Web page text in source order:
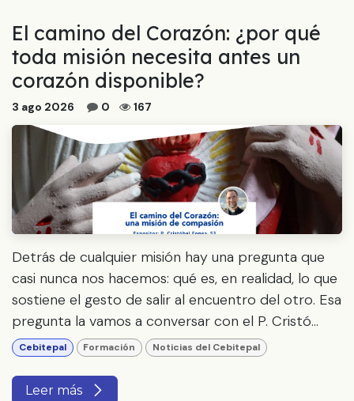
El camino del Corazón: ¿por qué
toda misión necesita antes un
corazón disponible?
3 ago 2026 0 167
Detrás de cualquier misión hay una pregunta que
casi nunca nos hacemos: qué es, en realidad, lo que
sostiene el gesto de salir al encuentro del otro. Esa
pregunta la vamos a conversar con el P. Cristó...
Cebitepal Formación Noticias del Cebitepal
Leer más